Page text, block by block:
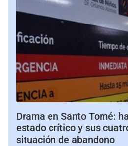
Drama en Santo Tomé:
estado crítico y sus
situación de abandono